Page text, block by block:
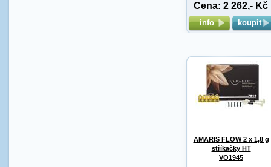
Cena: 2 262,- Kč
info koupit
AMARIS FLOW 2 x 1,8 g
stříkačky HT
VO1945